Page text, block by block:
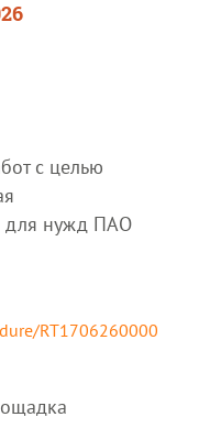
с целью
для нужд ПАО
RT1706260000